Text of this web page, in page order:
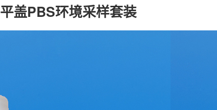
平盖PBS环境采样套装